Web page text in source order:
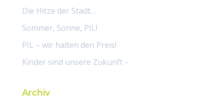
Die Hitze der Stadt…
Sommer, Sonne, PIL!
PIL – wir halten den Preis!
Kinder sind unsere Zukunft –
Archiv